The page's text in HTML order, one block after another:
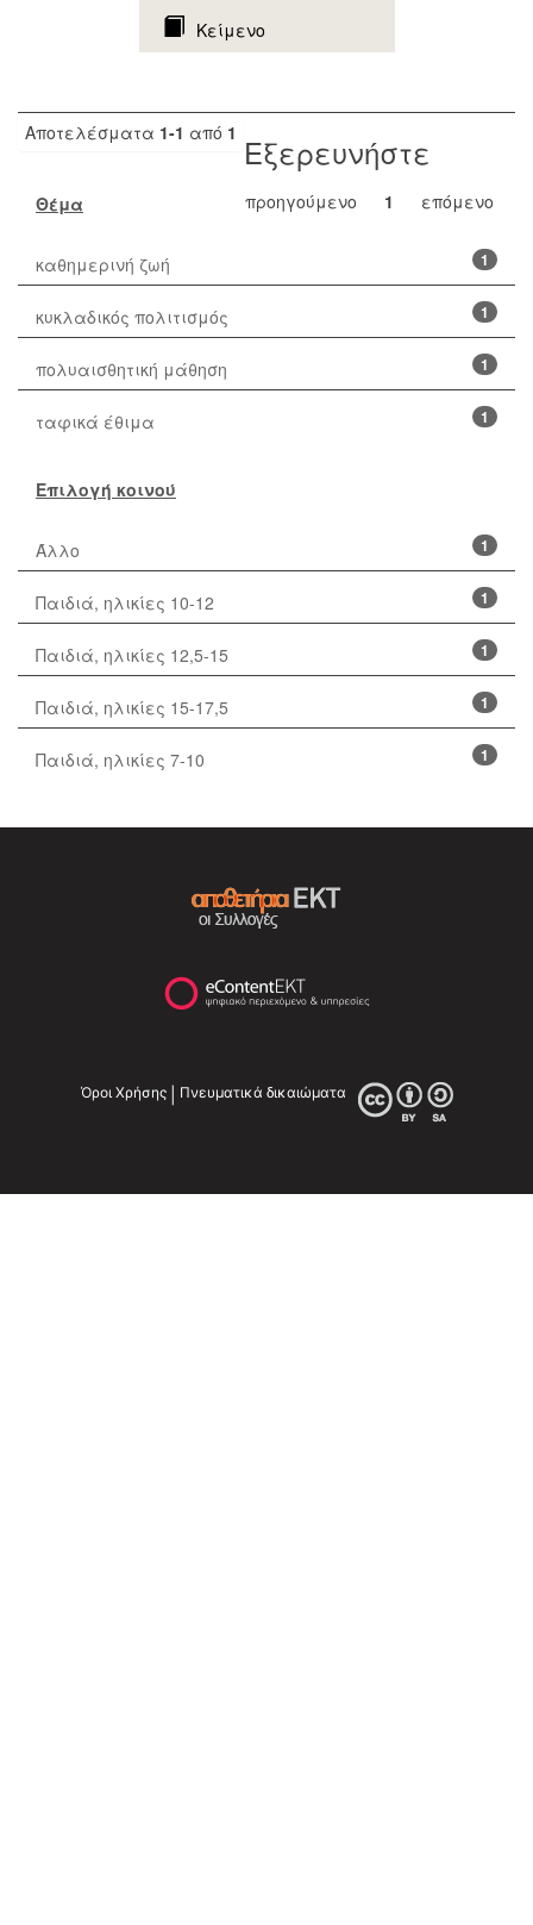
Κείμενο
Αποτελέσματα 1-1 από 1
προηγούμενο 1 επόμενο
Εξερευνήστε
Θέμα
1
καθημερινή ζωή
1
κυκλαδικός πολιτισμός
1
πολυαισθητική μάθηση
1
ταφικά έθιμα
Επιλογή κοινού
1
Άλλο
1
Παιδιά, ηλικίες 10-12
1
Παιδιά, ηλικίες 12,5-15
1
Παιδιά, ηλικίες 15-17,5
1
Παιδιά, ηλικίες 7-10